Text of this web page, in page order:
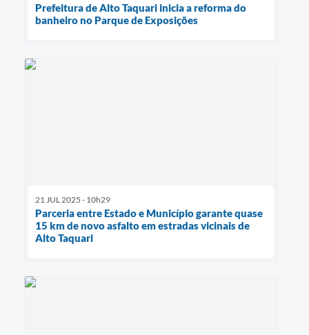
Prefeitura de Alto Taquari inicia a reforma do
banheiro no Parque de Exposições
21 JUL 2025 - 10h29
Parceria entre Estado e Município garante quase
15 km de novo asfalto em estradas vicinais de
Alto Taquari